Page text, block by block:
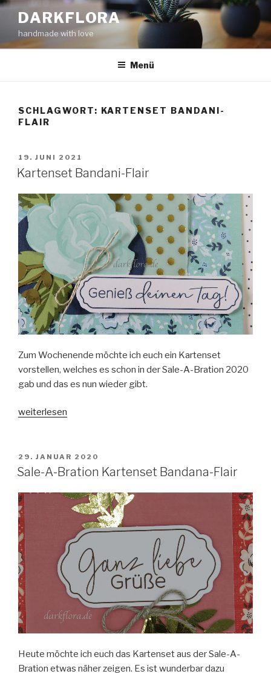
Zum
Inhalt
springen
DARKFLORA
handmade with love
Menü
SCHLAGWORT: KARTENSET BANDANI-
FLAIR
VERÖFFENTLICHT
AM
19. JUNI 2021
Kartenset Bandani-Flair
Zum Wochenende möchte ich euch ein Kartenset
vorstellen, welches es schon in der Sale-A-Bration 2020
gab und das es nun wieder gibt.
„Kartenset
weiterlesen
VERÖFFENTLICHT
AM
29. JANUAR 2020
Sale-A-Bration Kartenset Bandana-Flair
Heute möchte ich euch das Kartenset aus der Sale-A-
Bration etwas näher zeigen. Es ist wunderbar dazu